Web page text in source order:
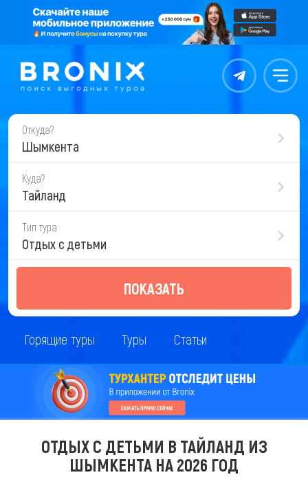
Контакты Меню
Откуда?
Шымкента
Куда?
Тайланд
Тип тура
Отдых с детьми
ПОКАЗАТЬ
Горящие туры Туры Статьи
ОТДЫХ С ДЕТЬМИ В ТАЙЛАНД ИЗ
ШЫМКЕНТА НА 2026 ГОД